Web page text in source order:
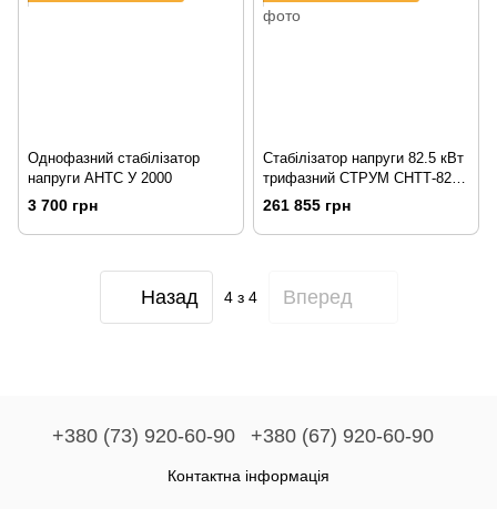
Однофазний стабілізатор
напруги АНТС У 2000
3 700 грн
Стабілізатор напруги 82.5 кВт
трифазний СТРУМ СНТТ-82.5-
12 Home (3x125А)
261 855 грн
Назад 4з 4 Вперед
+380 (73) 920-60-90 +380 (67) 920-60-90
Контактна інформація